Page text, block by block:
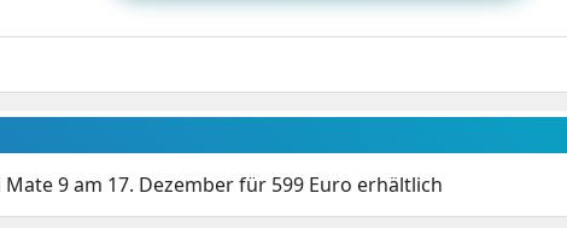
Mate 9 am 17. Dezember für 599 Euro erhältlich